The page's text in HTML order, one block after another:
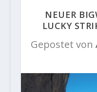
NEUER
LUCKY
Gepostet von